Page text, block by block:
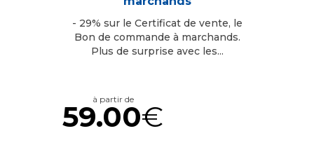
- 29% sur le Certificat de vente, le
Bon de commande à marchands.
Plus de surprise avec les...
à partir de
59.00€